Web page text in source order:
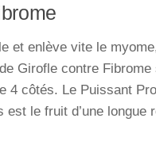
et enlève vite le
Girofle contre
4 côtés. Le Puissant
le fruit d’une longue